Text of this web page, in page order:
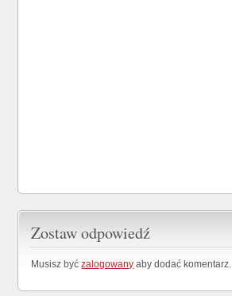
Zostaw odpowiedź
Musisz byćzalogowany aby dodać komentarz.